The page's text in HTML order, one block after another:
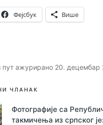
Фејсбук Више
ажурирано 20. децембар
ЧЛАНАК
Фотографије са
такмичења из српског